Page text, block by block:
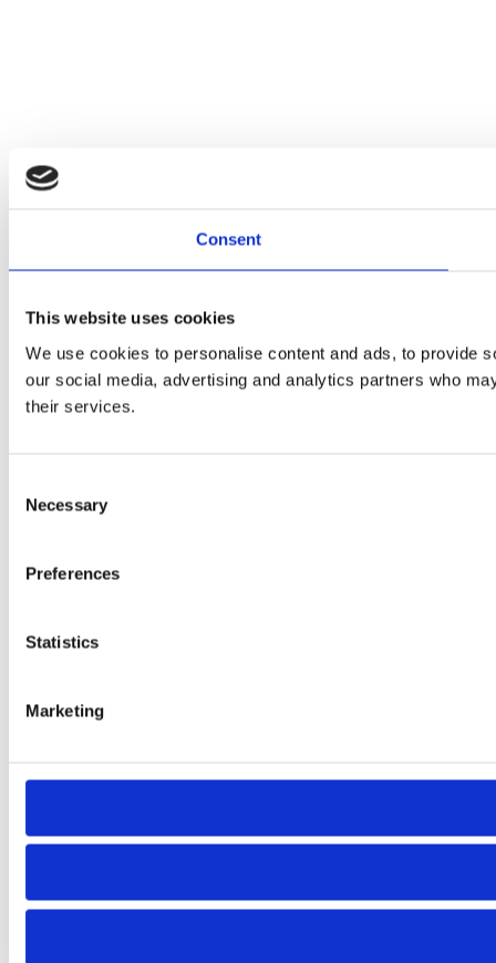
Consent
This website uses cookies
We use cookies to personalise content and ads, to provide
our social media, advertising and analytics partners who
their services.
Selection
Necessary
Preferences
Statistics
Marketing